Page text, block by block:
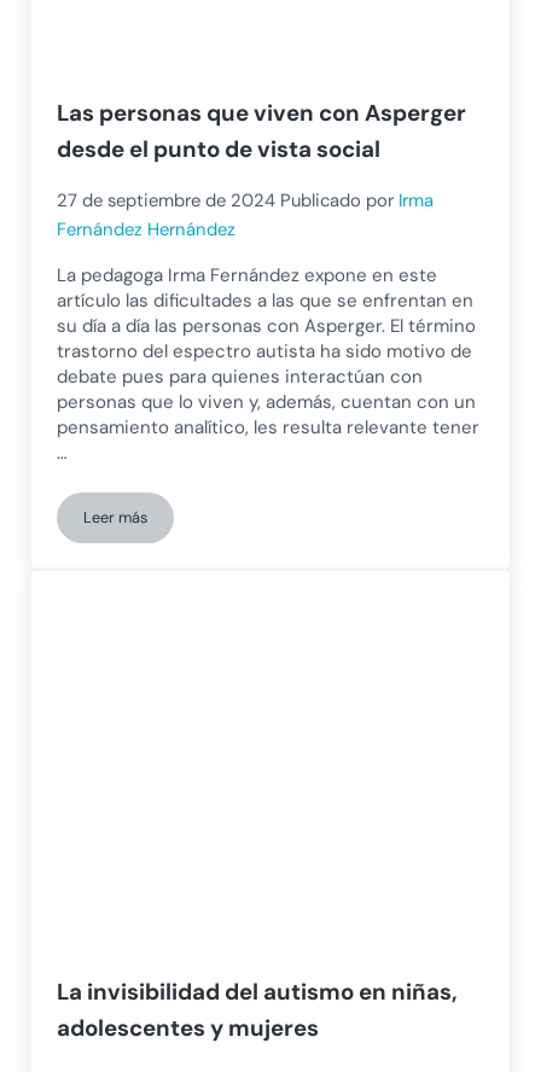
Las personas que viven con Asperger
desde el punto de vista social
27 de septiembre de 2024 Publicado por Irma
Fernández Hernández
La pedagoga Irma Fernández expone en este
artículo las dificultades a las que se enfrentan en
su día a día las personas con Asperger. El término
trastorno del espectro autista ha sido motivo de
debate pues para quienes interactúan con
personas que lo viven y, además, cuentan con un
pensamiento analítico, les resulta relevante tener
…
Leer másLas personas que viven con Asperger desde el punto de
La invisibilidad del autismo en niñas,
adolescentes y mujeres